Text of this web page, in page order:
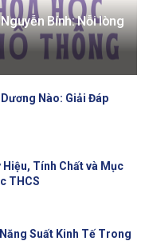
Bính: Nỗi lòng
Nào: Giải Đáp
Tính Chất và Mục
THCS
Suất Kinh Tế Trong